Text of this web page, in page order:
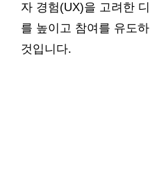
자 경험(UX)을 고려한
를 높이고 참여를 유도
것입니다.